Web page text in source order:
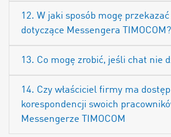
12. W jaki sposób mogę
dotyczące Messengera TIMOCOM?
13. Co mogę zrobić, jeśli chat nie
14. Czy właściciel firmy ma
korespondencji swoich
Messengerze TIMOCOM